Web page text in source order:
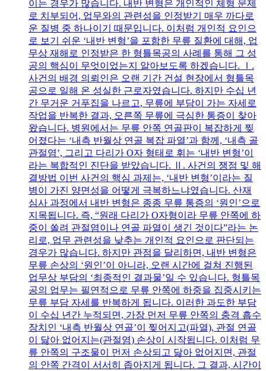
이는 경우가 많습니다. 내반 변형은 개인적인 체형 문제
로 치부되어, 업무와의 관련성을 인정받기 매우 까다로
운 질병 중 하나이기 때문입니다. 이처럼 개인적 요인으
로 보기 쉬운 ‘내반 변형’을 포함한 무릎 질환에 대해, 업
무상 재해로 인정받은 한 형틀목공의 사례를 통해 그 성
공의 핵심이 무엇이었는지 알아보도록 하겠습니다. Ⅰ.
사건의 배경 의뢰인은 오랜 기간 건설 현장에서 형틀목
공으로 일해 온 성실한 근로자였습니다. 하지만 수십 년
간 무거운 거푸집을 나르고, 무릎에 부담이 가는 자세로
작업을 반복한 결과, 오른쪽 무릎에 극심한 통증이 찾아
왔습니다. 병원에서는 무릎 안쪽 연골판이 복잡하게 찢
어졌다는 ‘내측 반월상 연골 복잡 파열’과 함께, ‘내측 골
관절염’, 그리고 다리가 O자 형태로 휘는 ‘내반 변형’이
라는 복합적인 진단을 받았습니다. Ⅱ. 사건의 쟁점 및 해
결방법 이번 사건의 핵심 과제는, ‘내반 변형’이라는 질
병이 가진 양면성을 어떻게 극복하느냐였습니다. 산재
심사 과정에서 내반 변형은 종종 무릎 통증의 ‘원인’으로
지목됩니다. 즉, “원래 다리가 O자형이라 무릎 안쪽에 하
중이 쏠려 관절염이나 연골 파열이 생긴 것이다”라는 논
리로, 업무 관련성을 낮추는 개인적 요인으로 판단되는
경우가 많습니다. 하지만 관점을 달리하면, 내반 변형은
무릎 손상의 ‘원인’이 아니라, 오랜 시간에 걸쳐 진행된
업무상 부담의 ‘최종적인 결과물’일 수 있습니다. 형틀목
공의 업무는 필연적으로 무릎 안쪽에 하중을 집중시키는
무릎 부담 자세를 반복하게 됩니다. 이러한 과도한 부담
이 수십 년간 누적되면, 가장 먼저 무릎 안쪽의 충격 흡수
장치인 ‘내측 반월상 연골’이 찢어지고(파열), 관절 연골
이 닳아 없어지는(관절염) 손상이 시작됩니다. 이처럼 무
릎 안쪽의 구조물이 먼저 손상되고 닳아 없어지면, 관절
의 안쪽 간격이 서서히 좁아지게 됩니다. 그 결과, 시간이